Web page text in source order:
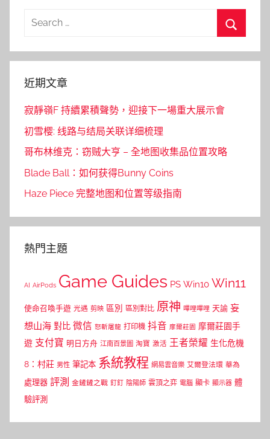
Search
近期文章
寂靜嶺F 持續累積聲勢，迎接下一場重大展示會
初雪樱: 线路与结局关联详细梳理
哥布林维克：窃贼大亨 – 全地图收集品位置攻略
Blade Ball：如何获得Bunny Coins
Haze Piece 完整地图和位置等级指南
熱門主題
AI AirPods Game Guides PS Win10 Win11
使命召喚手遊 光遇 剪映 區別 區別對比 原神 嗶哩嗶哩 天諭 妄
想山海 對比 微信 怒斬屠龍 打印機 抖音 摩爾莊園 摩爾莊園手
遊 支付寶 明日方舟 江南百景圖 淘寶 激活 王者榮耀 生化危機
8：村莊 男性 筆記本 系統教程 網易雲音樂 艾爾登法環 華為
處理器 評測 金鏟鏟之戰 釘釘 陰陽師 雲頂之弈 電腦 顯卡 顯示器 體
驗評測